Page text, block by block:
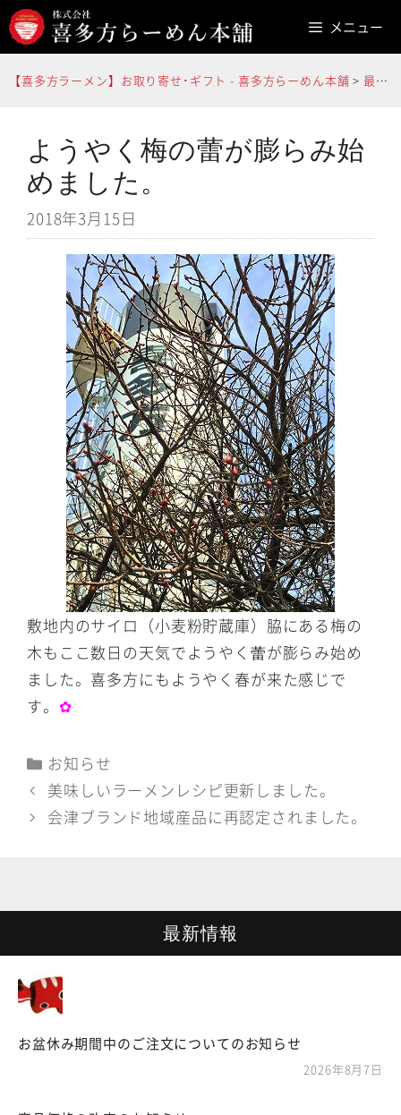
コ
ン
メニュー
【喜多方ラーメン】お取り寄せ･ギフト - 喜多方らーめん本舗 > 最新情報
ようやく梅の蕾が膨らみ始
めました。
2018年3月15日
敷地内のサイロ（小麦粉貯蔵庫）脇にある梅の
木もここ数日の天気でようやく蕾が膨らみ始め
ました。喜多方にもようやく春が来た感じで
す。 ✿
カ
テ
ゴ
リ
お知らせ
美味しいラーメンレシピ更新しました。
会津ブランド地域産品に再認定されました。
最新情報
お盆休み期間中のご注文についてのお知らせ
2026年8月7日